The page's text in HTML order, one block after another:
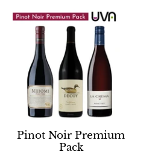
Pinot Noir Premium
Pack